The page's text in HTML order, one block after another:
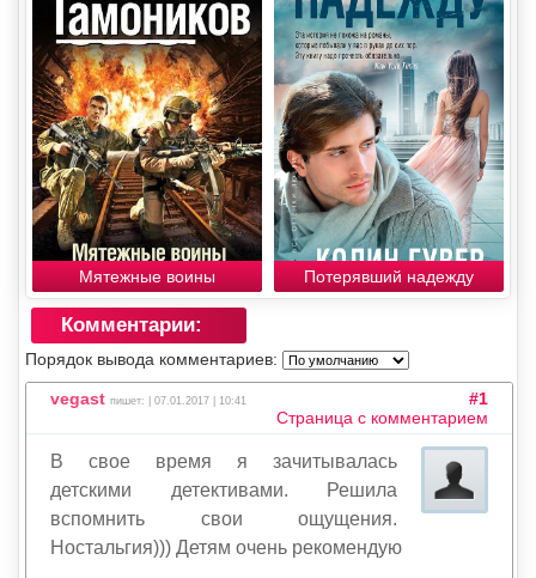
Мятежные воины Потерявший надежду
Комментарии:
Порядок вывода комментариев:
vegast пишет: | 07.01.2017 | 10:41
#1
Страница с комментарием
В свое время я зачитывалась
детскими детективами. Решила
вспомнить свои ощущения.
Ностальгия))) Детям очень рекомендую